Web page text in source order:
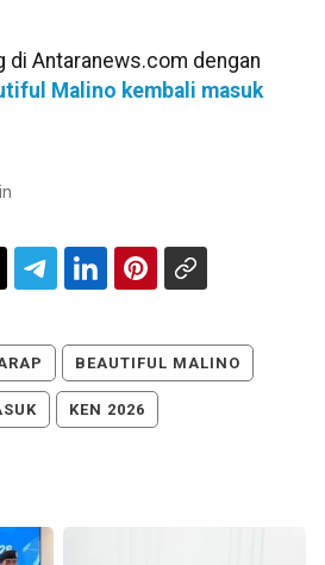
di Antaranews.com dengan
Malino kembali masuk
BEAUTIFUL MALINO
KEN 2026